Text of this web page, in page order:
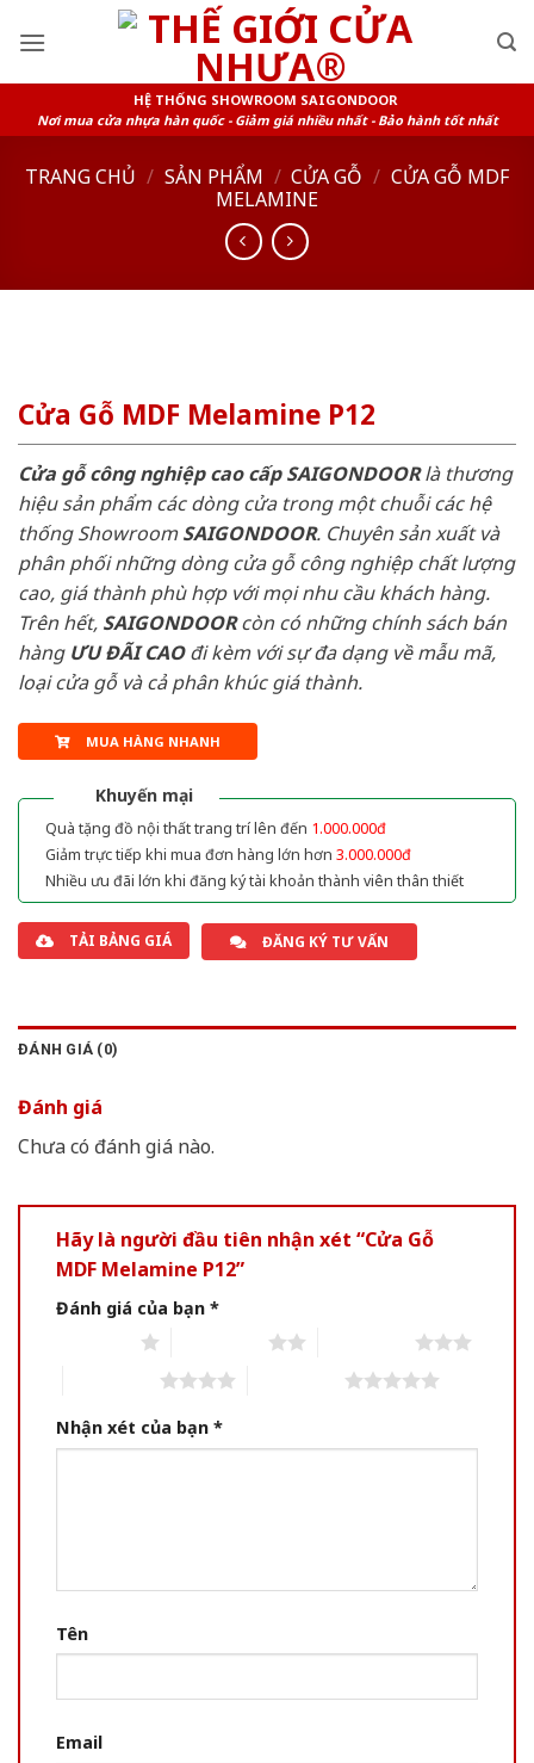
HỆ THỐNG SHOWROOM SAIGONDOOR
Nơi mua cửa nhựa hàn quốc - Giảm giá nhiều nhất - Bảo hành tốt nhất
TRANG CHỦ / SẢN PHẨM / CỬA GỖ / CỬA GỖ MDF
MELAMINE
Cửa Gỗ MDF Melamine P12
Cửa gỗ công nghiệp cao cấp SAIGONDOORlà thương
hiệu sản phẩm các dòng cửa trong một chuỗi các hệ
thống ShowroomSAIGONDOOR. Chuyên sản xuất và
phân phối những dòng cửa gỗ công nghiệp chất lượng
cao, giá thành phù hợp với mọi nhu cầu khách hàng.
Trên hết, SAIGONDOORcòn có những chính sách bán
hàng ƯU ĐÃI CAOđi kèm với sự đa dạng về mẫu mã,
loại cửa gỗ và cả phân khúc giá thành.
MUA HÀNG NHANH
Khuyến mại
Quà tặng đồ nội thất trang trí lên đến 1.000.000đ
Giảm trực tiếp khi mua đơn hàng lớn hơn 3.000.000đ
Nhiều ưu đãi lớn khi đăng ký tài khoản thành viên thân thiết
TẢI BẢNG GIÁ ĐĂNG KÝ TƯ VẤN
ĐÁNH GIÁ (0)
Đánh giá
Chưa có đánh giá nào.
Hãy là người đầu tiên nhận xét “Cửa Gỗ
MDF Melamine P12”
Đánh giá của bạn *
Nhận xét của bạn *
Tên
Email